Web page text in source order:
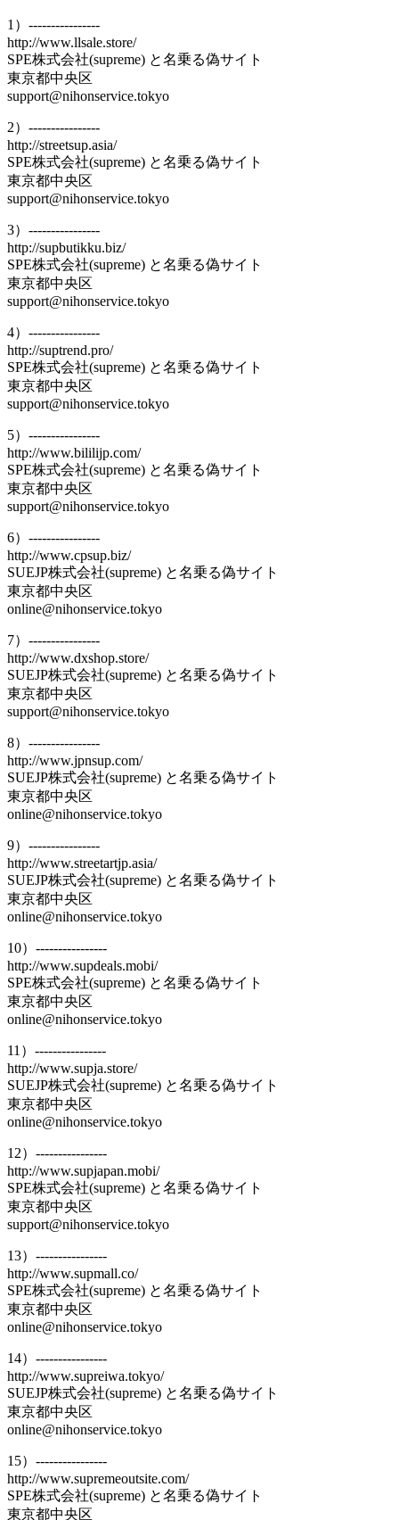
1）----------------
http://www.llsale.store/
SPE株式会社(supreme) と名乗る偽サイト
東京都中央区
support@nihonservice.tokyo
2）----------------
http://streetsup.asia/
SPE株式会社(supreme) と名乗る偽サイト
東京都中央区
support@nihonservice.tokyo
3）----------------
http://supbutikku.biz/
SPE株式会社(supreme) と名乗る偽サイト
東京都中央区
support@nihonservice.tokyo
4）----------------
http://suptrend.pro/
SPE株式会社(supreme) と名乗る偽サイト
東京都中央区
support@nihonservice.tokyo
5）----------------
http://www.bililijp.com/
SPE株式会社(supreme) と名乗る偽サイト
東京都中央区
support@nihonservice.tokyo
6）----------------
http://www.cpsup.biz/
SUEJP株式会社(supreme) と名乗る偽サイト
東京都中央区
online@nihonservice.tokyo
7）----------------
http://www.dxshop.store/
SUEJP株式会社(supreme) と名乗る偽サイト
東京都中央区
support@nihonservice.tokyo
8）----------------
http://www.jpnsup.com/
SUEJP株式会社(supreme) と名乗る偽サイト
東京都中央区
online@nihonservice.tokyo
9）----------------
http://www.streetartjp.asia/
SUEJP株式会社(supreme) と名乗る偽サイト
東京都中央区
online@nihonservice.tokyo
10）----------------
http://www.supdeals.mobi/
SPE株式会社(supreme) と名乗る偽サイト
東京都中央区
online@nihonservice.tokyo
11）----------------
http://www.supja.store/
SUEJP株式会社(supreme) と名乗る偽サイト
東京都中央区
online@nihonservice.tokyo
12）----------------
http://www.supjapan.mobi/
SPE株式会社(supreme) と名乗る偽サイト
東京都中央区
support@nihonservice.tokyo
13）----------------
http://www.supmall.co/
SPE株式会社(supreme) と名乗る偽サイト
東京都中央区
online@nihonservice.tokyo
14）----------------
http://www.supreiwa.tokyo/
SUEJP株式会社(supreme) と名乗る偽サイト
東京都中央区
online@nihonservice.tokyo
15）----------------
http://www.supremeoutsite.com/
SPE株式会社(supreme) と名乗る偽サイト
東京都中央区